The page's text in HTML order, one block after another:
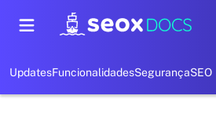
UpdatesFuncionalidadesSegurançaSEO